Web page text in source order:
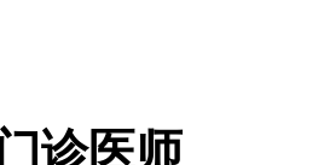
诊医师